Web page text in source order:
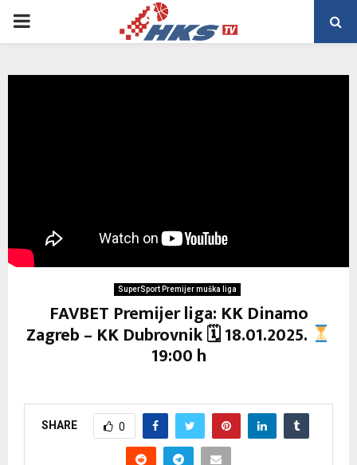
PRIMARY
SuperSport Premijer muška liga
FAVBET Premijer liga: KK Dinamo
Zagreb – KK Dubrovnik 🗓 18.01.2025.
19:00 h
SHARE 0